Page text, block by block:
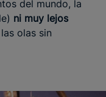
del mundo, la
ni muy lejos
olas sin